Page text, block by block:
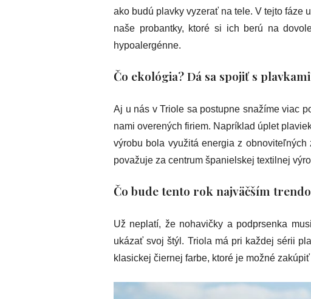
ako budú plavky vyzerať na tele. V tejto fáze
naše probantky, ktoré si ich berú na
hypoalergénne.
Čo ekológia? Dá sa spojiť s
Aj u nás v Triole sa postupne snažíme viac
nami overených firiem. Napríklad úplet
výrobu bola využitá energia z
považuje za centrum španielskej textilnej
Čo bude tento rok najväčším
Už neplatí, že nohavičky a podprsenka
ukázať svoj štýl. Triola má pri každej sérii
klasickej čiernej farbe, ktoré je možné